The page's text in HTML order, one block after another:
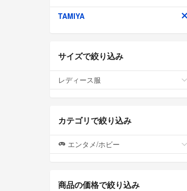
TAMIYA
サイズで絞り込み
レディース服
カテゴリで絞り込み
エンタメ/ホビー
商品の価格で絞り込み